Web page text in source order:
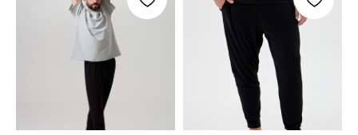
ИП Митрохина А. С.
ОГРН 324 508 100 159 382
Обработка персональных данных
производится в соответствии с п. 1 ст.
18.1 Федерального закона РФ
«О персональных данных» № 152-ФЗ
от 27 июля 2006 года